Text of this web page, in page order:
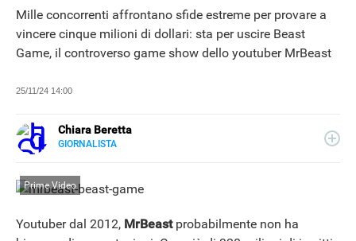
Mille concorrenti affrontano sfide estreme per provare a
vincere cinque milioni di dollari: sta per uscire Beast
Game, il controverso game show dello youtuber MrBeast
25/11/24 14:00
Chiara Beretta
GIORNALISTA
Tecnologia scrive di serie tv, film e spettacolo.
Prime Video
Youtuber dal 2012, MrBeast probabilmente non ha